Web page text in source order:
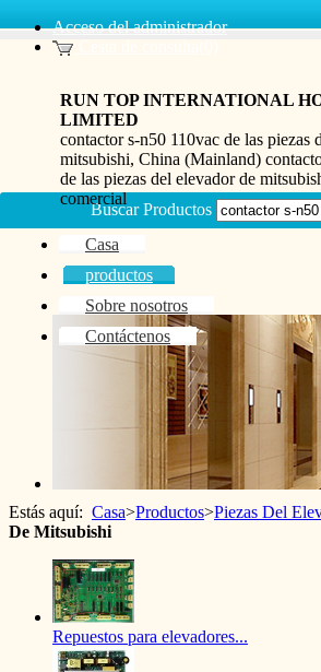
Acceso del administrador
RUN TOP INTERNATIONAL
LIMITED
contactor s-n50 110vac de las piezas
mitsubishi, China (Mainland)
de las piezas del elevador de
comercial
Casa
productos
Sobre nosotros
Contáctenos
Buscar Productos
Estás aquí: Casa>Productos>Piezas Del
De Mitsubishi
Repuestos para elevadores...